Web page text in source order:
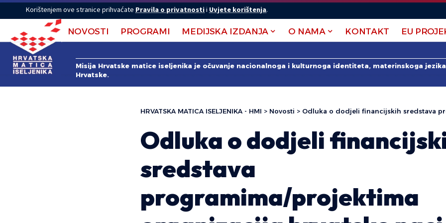
Korištenjem ove stranice prihvaćate Pravila o privatnostii Uvjete korištenja.
NOVOSTI PROGRAMI MEDIJSKA IZDANJA O NAMA KONTAKT EU
Misija Hrvatske matice iseljenika je očuvanje nacionalnoga i kulturnoga identiteta, materinskoga
Hrvatske.
HRVATSKA MATICA ISELJENIKA - HMI > Novosti > Odluka o dodjeli financijskih sredstava programima/projektima organizacija
Odluka o dodjeli
sredstava
programima/projektima